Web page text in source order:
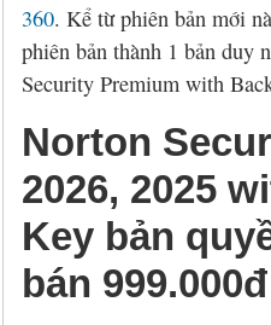
360. Kể từ phiên bản mới
phiên bản thành 1 bản duy
Security Premium with
Norton
2026, 2025
Key bản
bán 999.000đ